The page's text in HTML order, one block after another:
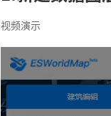
视频演示